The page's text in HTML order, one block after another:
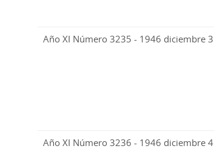
Año XI Número 3235 - 1946 diciembre 3
Año XI Número 3236 - 1946 diciembre 4